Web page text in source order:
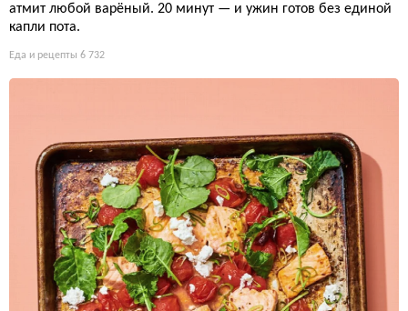
атмит любой варёный. 20 минут — и ужин готов без единой
капли пота.
Еда и рецепты 6 732